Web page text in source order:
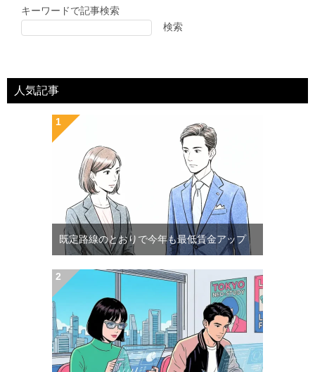
キーワードで記事検索
検索
人気記事
既定路線のとおりで今年も最低賃金アップ